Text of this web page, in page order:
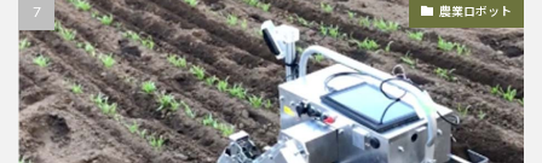
農業ロボット